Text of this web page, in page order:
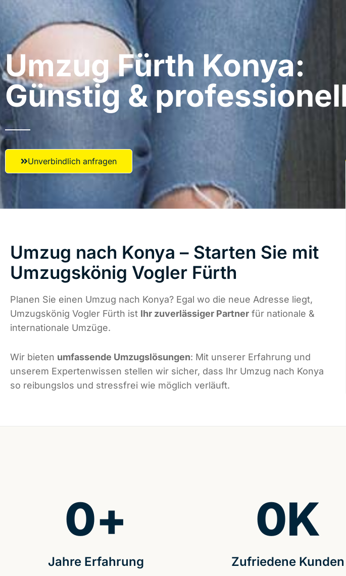
Umzug Fürth​ Konya:
Günstig &
Unverbindlich anfragen
Umzug nach Konya – Starten Sie mit
Umzugskönig Vogler Fürth
Planen Sie einen Umzug nach Konya? Egal wo die neue Adresse liegt,
Umzugskönig Vogler Fürth ist Ihr zuverlässiger Partner für nationale &
internationale Umzüge.
Wir bieten umfassende Umzugslösungen: Mit unserer Erfahrung und
unserem Expertenwissen stellen wir sicher, dass Ihr Umzug nach Konya
so reibungslos und stressfrei wie möglich verläuft.
Jahre Erfahrung
0+
Zufriedene Kunden
0K